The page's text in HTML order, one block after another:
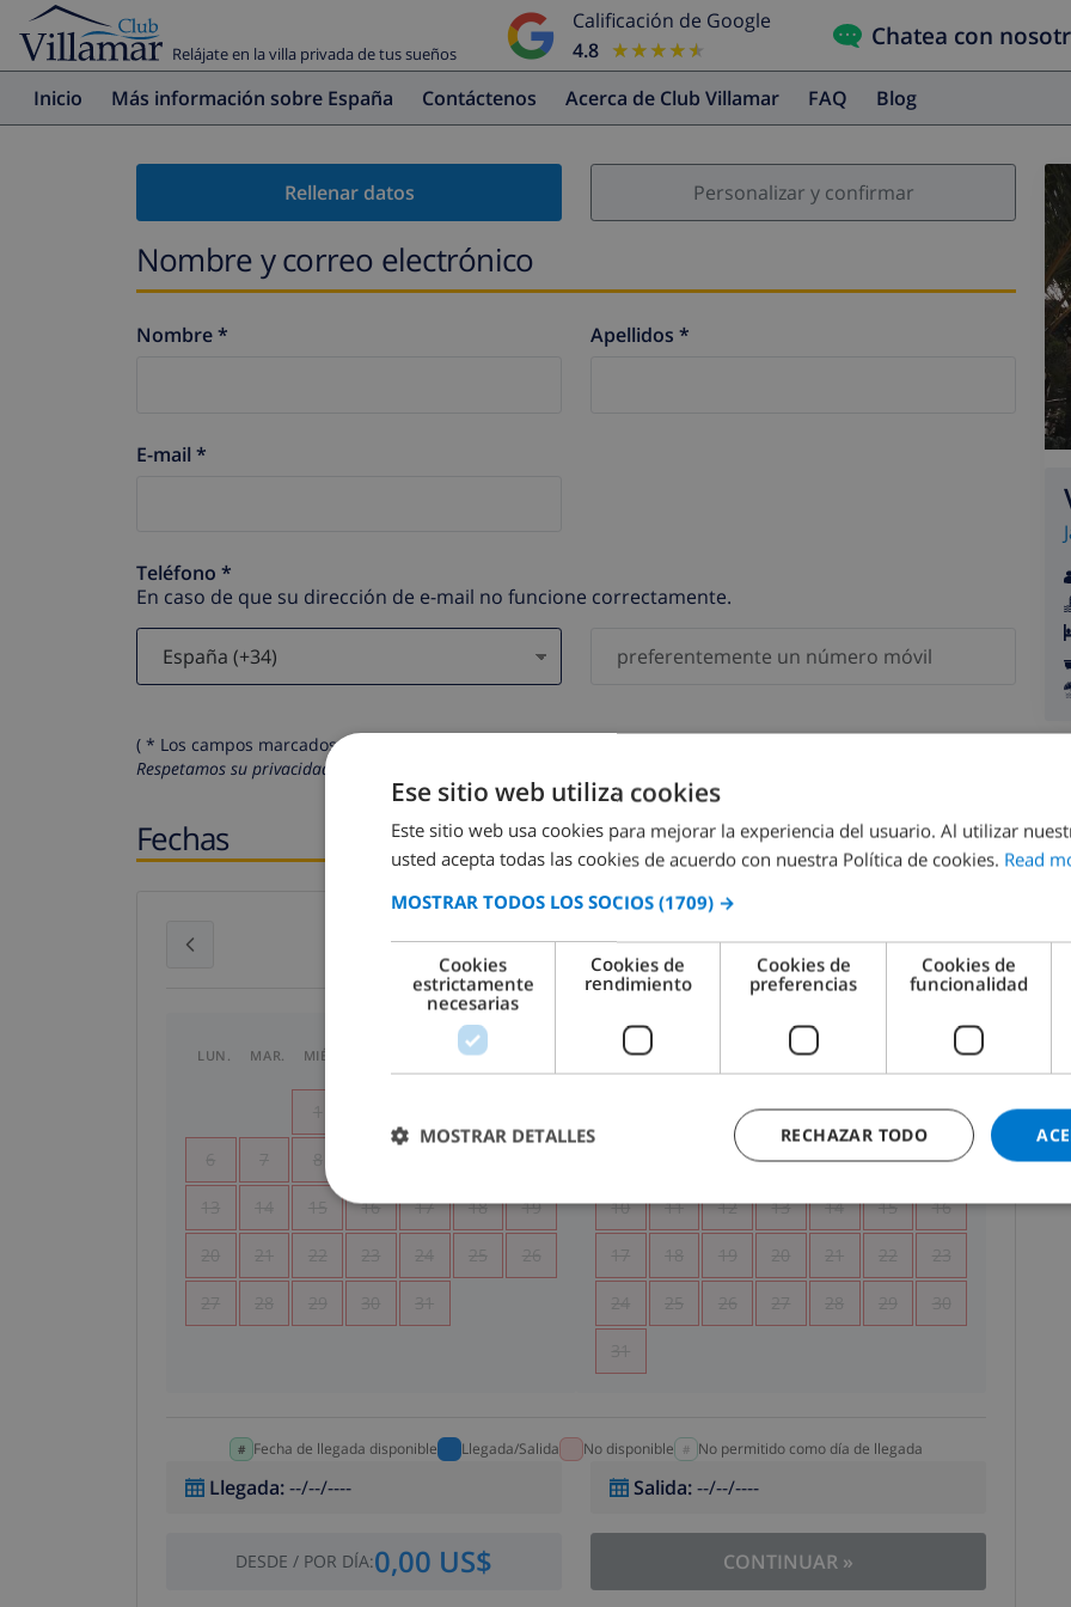
Relájate en la villa privada de tus sueños
Calificación de Google
4.8
★★★★★
★★★★★ Chatea con
Inicio Más información sobre España Contáctenos Acerca de Club Villamar FAQ Blog
Rellenar datos Personalizar y confirmar
Nombre y correo electrónico
Nombre * Apellidos *
E-mail *
Teléfono *
En caso de que su dirección de e-mail no funcione correctamente.
( * Los campos marcados con un asterisco son obligatorios )
Respetamos su privacidad. Sus datos personales no serán compartidos con ninguna otra persona o empresa.
Fechas
julio 2026 agosto 2026
LUN. MAR. MIÉ. SÁB.
1
6 7 8
13 14 15 16 17 18 19
20 21 22 23 24 25 26
27 28 29 30 31
LUN. JUE. DOM.
1 2
6 7 8 9
10 11 12 13 14 15 16
17 18 19 20 21 22 23
24 25 26 27 28 29 30
31
Fecha de llegada disponible Llegada/Salida No disponible No permitido como día de llegada
Llegada:--/--/---- Salida:--/--/----
DESDE / POR DÍA:0,00 US$ CONTINUAR »
Ese sitio web utiliza cookies
Este sitio web usa cookies para mejorar la experiencia del usuario. Al utilizar
usted acepta todas las cookies de acuerdo con nuestra Política de cookies. Read
MOSTRAR TODOS LOS SOCIOS (1709) →
Cookies
estrictamente
necesarias
Cookies de
rendimiento
Cookies de
preferencias
Cookies de
funcionalidad
RECHAZAR TODO
MOSTRAR DETALLES